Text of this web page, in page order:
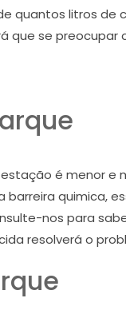
quantos litros de
que se preocupar
é menor e
barreira quimica,
nos para
resolverá o